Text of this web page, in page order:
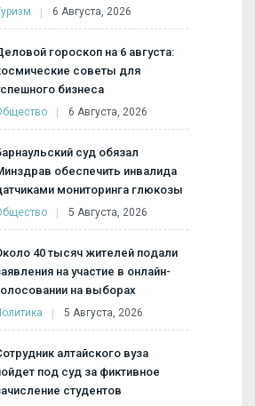
6 Августа, 2026
гороскоп на 6 августа:
советы для
бизнеса
6 Августа, 2026
суд обязал
обеспечить инвалида
мониторинга глюкозы
5 Августа, 2026
40 тысяч жителей подали
на участие в онлайн-
на выборах
5 Августа, 2026
алтайского вуза
под суд за фиктивное
студентов